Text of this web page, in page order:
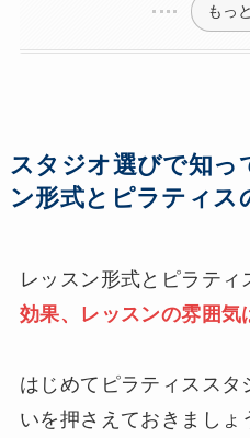
もっ
スタジオ選びで知っ
ン形式とピラティス
レッスン形式とピラティ
効果、レッスンの雰囲気
はじめてピラティスス
いを押さえておきましょ